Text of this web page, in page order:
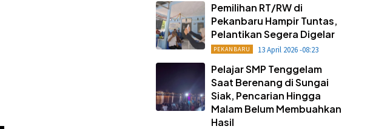
Pemilihan RT/RW di
Pekanbaru Hampir Tuntas,
Pelantikan Segera Digelar
PEKANBARU 13 April 2026 -08:23
Pelajar SMP Tenggelam
Saat Berenang di Sungai
Siak, Pencarian Hingga
Malam Belum Membuahkan
Hasil